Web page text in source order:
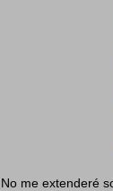
No me extenderé